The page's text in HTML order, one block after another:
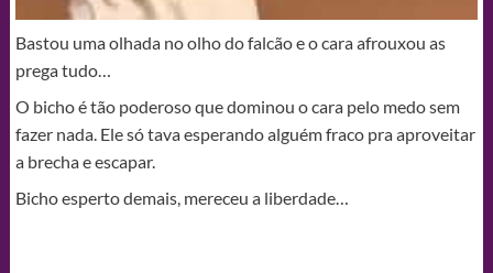
Bastou uma olhada no olho do falcão e o cara afrouxou as
prega tudo…
O bicho é tão poderoso que dominou o cara pelo medo sem
fazer nada. Ele só tava esperando alguém fraco pra aproveitar
a brecha e escapar.
Bicho esperto demais, mereceu a liberdade…